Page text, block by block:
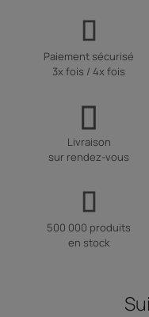
Paiement sécurisé
3x fois / 4x fois
Livraison
sur rendez-vous
500 000 produits
en stock